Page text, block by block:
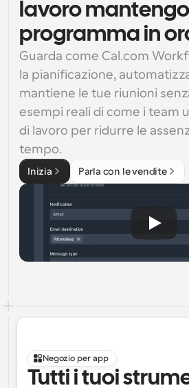
lavoro
programma in
Guarda come Cal.com
la pianificazione,
mantiene le tue riunioni
esempi reali di come i team
di lavoro per ridurre le
tempo.
Inizia Parla con le vendite
Negozio per app
Tutti i tuoi